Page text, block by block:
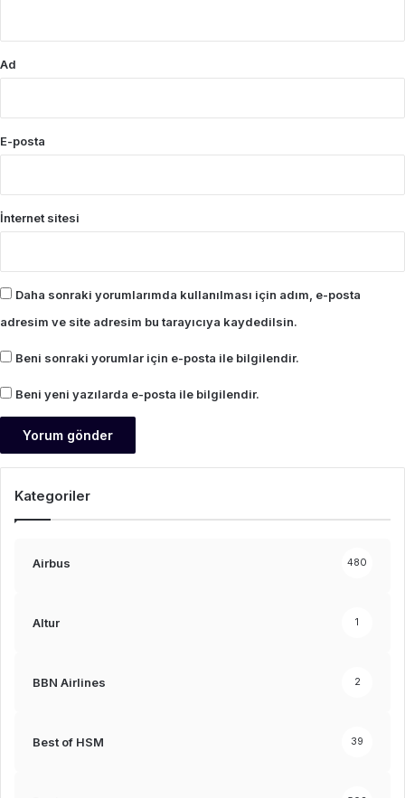
Ad
E-posta
İnternet sitesi
Daha sonraki yorumlarımda kullanılması için adım, e-posta
adresim ve site adresim bu tarayıcıya kaydedilsin.
Beni sonraki yorumlar için e-posta ile bilgilendir.
Beni yeni yazılarda e-posta ile bilgilendir.
Kategoriler
Airbus 480
Altur 1
BBN Airlines 2
Best of HSM 39